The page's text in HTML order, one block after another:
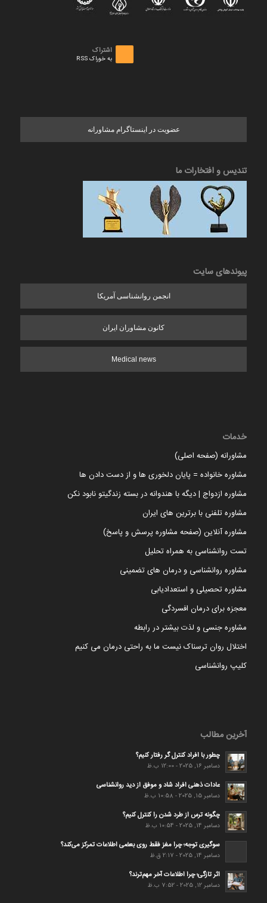
اشتراک
به خوراک RSS
عضویت در اینستاگرام مشاورانه
تندیس و افتخارات ما
پیوندهای سایت
انجمن روانشناسی آمریکا
کانون مشاوران ایران
Medical news
خدمات
مشاورانه (صفحه اصلی)
مشاوره خانواده = پایان دلخوری ها و از دست دادن ها
مشاوره ازدواج | دیگه با هندوانه در بسته زندگیتو نابود نکن
مشاوره تلفنی با برترین های ایران
مشاوره آنلاین (صفحه مشاوره پرسش و پاسخ)
تست روانشناسی به همراه تحلیل
مشاوره روانشناسی و درمان های تضمینی
مشاوره تحصیلی و استعدادیابی
معجزه برای درمان افسردگی
مشاوره جنسی و لذت بیشتر در رابطه
اختلال روان ترسناک نیست ما به راحتی درمان می کنیم
کلیپ روانشناسی
آخرین مطالب
چطور با افراد کنترل گر رفتار کنیم؟
دسامبر 16, 2025 - 12:00 ب.ظ
عادات ذهنی افراد شاد و موفق از دید روانشناسی
دسامبر 15, 2025 - 10:58 ب.ظ
چگونه ترس از طرد شدن را کنترل کنیم؟
دسامبر 14, 2025 - 10:54 ب.ظ
سوگیری توجه؛ چرا مغز فقط روی بعضی اطلاعات تمرکز می‌کند؟
دسامبر 14, 2025 - 2:17 ق.ظ
اثر تازگی؛ چرا اطلاعات آخر مهم‌ترند؟
دسامبر 12, 2025 - 7:52 ب.ظ